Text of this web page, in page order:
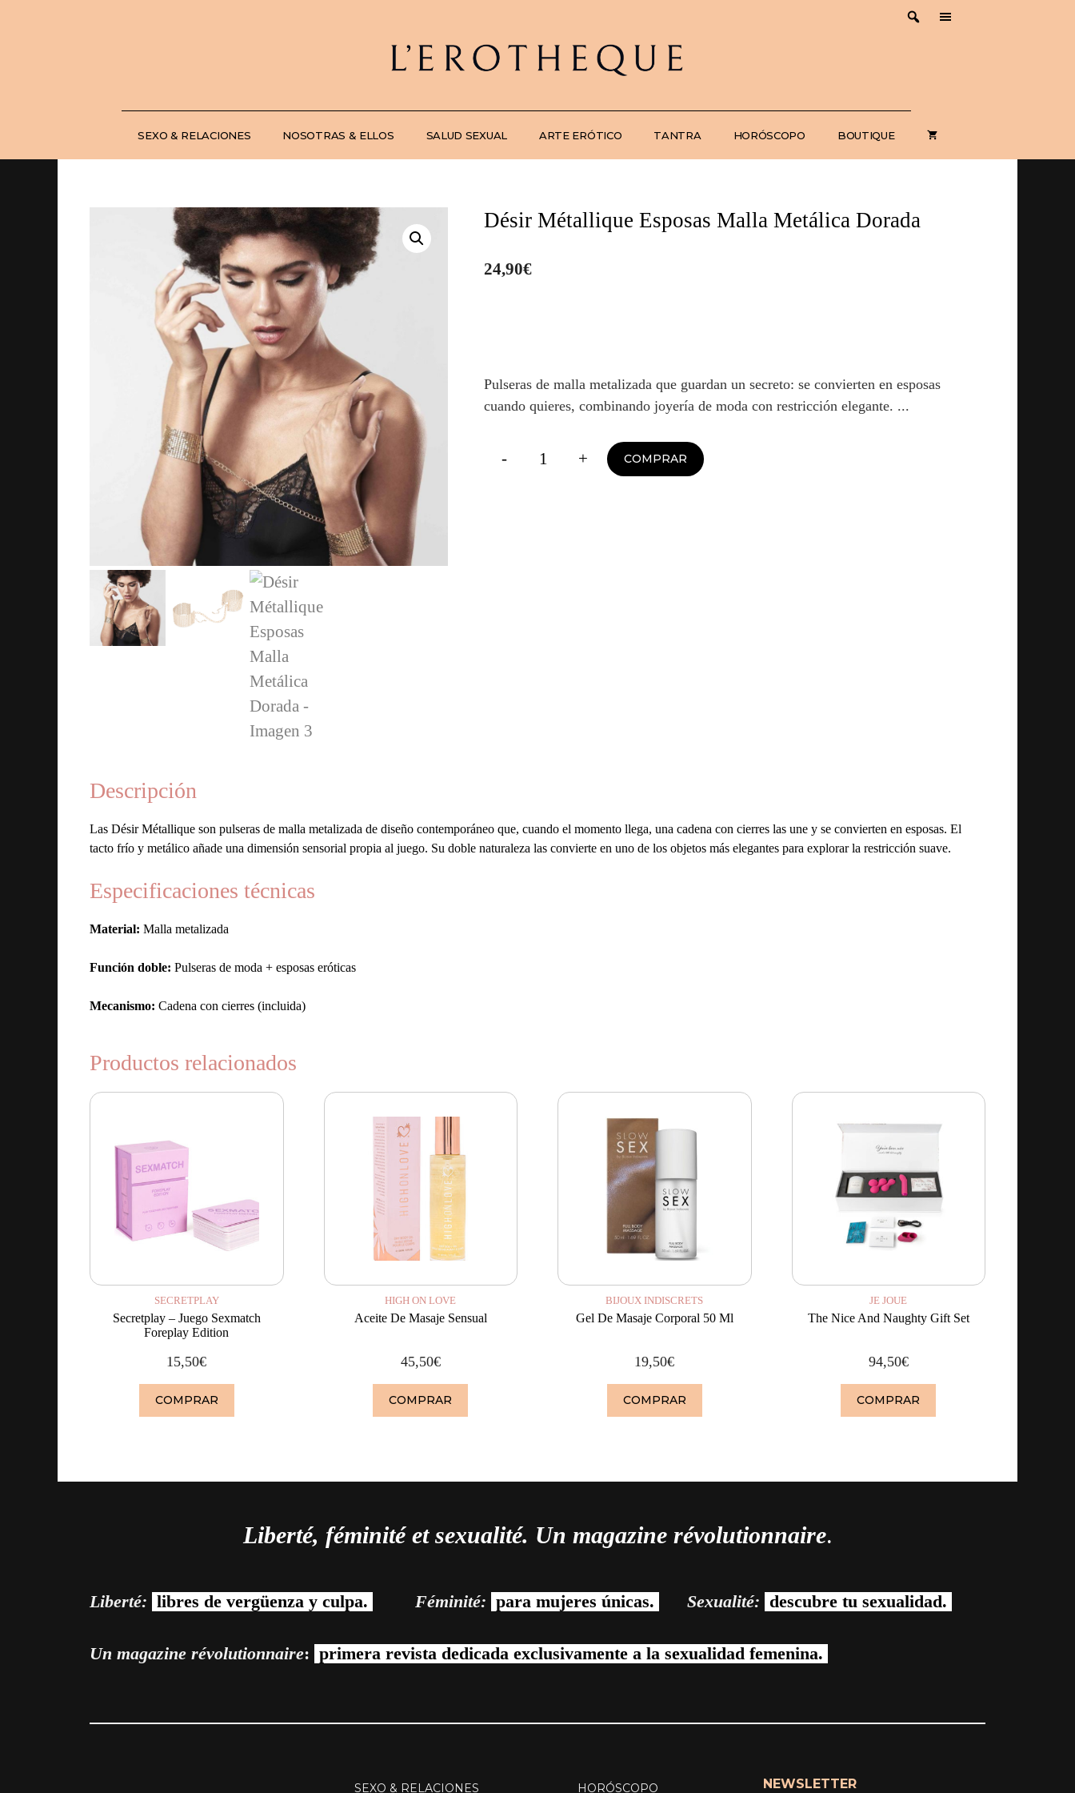
SEXO & RELACIONES NOSOTRAS & ELLOS SALUD SEXUAL ARTE ERÓTICO TANTRA HORÓSCOPO BOUTIQUE
Désir Métallique Esposas Malla Metálica Dorada
24,90€
Pulseras de malla metalizada que guardan un secreto: se convierten en esposas
cuando quieres, combinando joyería de moda con restricción elegante.
- + COMPRAR
Descripción
Las Désir Métallique son pulseras de malla metalizada de diseño contemporáneo que, cuando el momento llega, una cadena con cierres las une y se convierten en esposas. El
tacto frío y metálico añade una dimensión sensorial propia al juego. Su doble naturaleza las convierte en uno de los objetos más elegantes para explorar la restricción suave.
Especificaciones técnicas
Material: Malla metalizada
Función doble: Pulseras de moda + esposas eróticas
Mecanismo: Cadena con cierres (incluida)
Productos relacionados
SECRETPLAY
Secretplay – Juego Sexmatch
Foreplay Edition
15,50€
COMPRAR
HIGH ON LOVE
Aceite De Masaje Sensual
45,50€
COMPRAR
BIJOUX INDISCRETS
Gel De Masaje Corporal 50 Ml
19,50€
COMPRAR
JE JOUE
The Nice And Naughty Gift Set
94,50€
COMPRAR
Liberté, féminité et sexualité. Un magazine révolutionnaire.
Liberté: libres de vergüenza y culpa. Féminité: para mujeres únicas. Sexualité: descubre tu sexualidad.
Un magazine révolutionnaire: primera revista dedicada exclusivamente a la sexualidad femenina.
SEXO & RELACIONES HORÓSCOPO NEWSLETTER